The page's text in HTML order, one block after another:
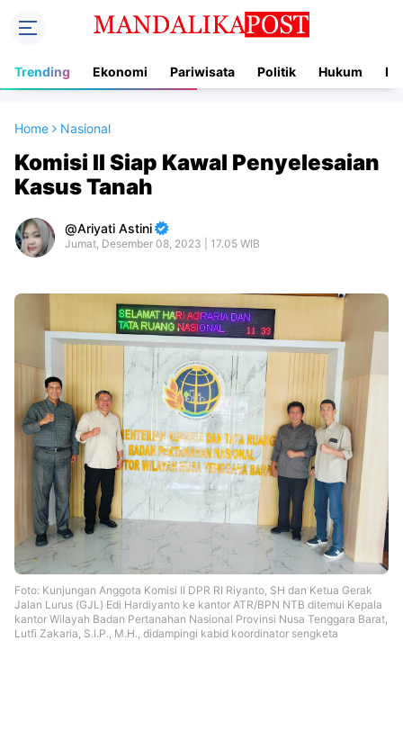
Trending Ekonomi Pariwisata Politik Hukum
Home Nasional
Komisi II Siap Kawal Penyelesaian
Kasus Tanah
Ariyati Astini
Jumat, Desember 08, 2023 | 17.05 WIB
Foto: Kunjungan Anggota Komisi II DPR RI Riyanto, SH dan Ketua Gerak
Jalan Lurus (GJL) Edi Hardiyanto ke kantor ATR/BPN NTB ditemui Kepala
kantor Wilayah Badan Pertanahan Nasional Provinsi Nusa Tenggara Barat,
Lutfi Zakaria, S.I.P., M.H., didampingi kabid koordinator sengketa